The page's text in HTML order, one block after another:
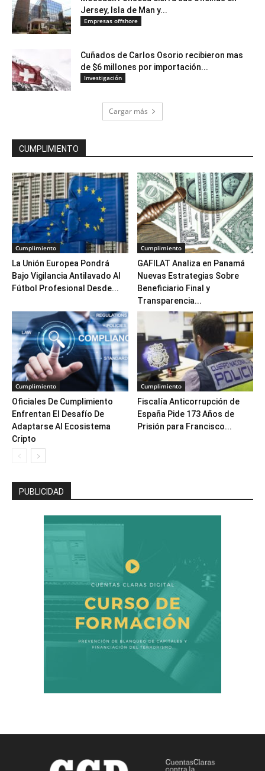
Jersey, Isla de Man y...
Empresas offshore
Cuñados de Carlos Osorio recibieron mas
de $6 millones por importación...
Investigación
Cargar más
CUMPLIMIENTO
Cumplimiento
La Unión Europea Pondrá
Bajo Vigilancia Antilavado Al
Fútbol Profesional Desde...
Cumplimiento
GAFILAT Analiza en Panamá
Nuevas Estrategias Sobre
Beneficiario Final y
Transparencia...
Cumplimiento
Oficiales De Cumplimiento
Enfrentan El Desafío De
Adaptarse Al Ecosistema
Cripto
Cumplimiento
Fiscalía Anticorrupción de
España Pide 173 Años de
Prisión para Francisco...
PUBLICIDAD